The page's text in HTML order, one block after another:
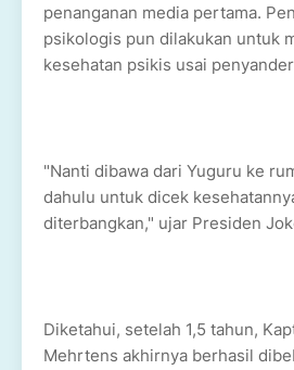
penanganan media pertama.
psikologis pun dilakukan untuk
kesehatan psikis usai
"Nanti dibawa dari Yuguru ke
dahulu untuk dicek
diterbangkan," ujar Presiden
Diketahui, setelah 1,5 tahun,
Mehrtens akhirnya berhasil